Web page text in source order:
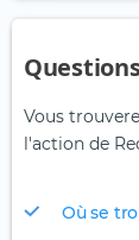
Vous
l'action de
Où se